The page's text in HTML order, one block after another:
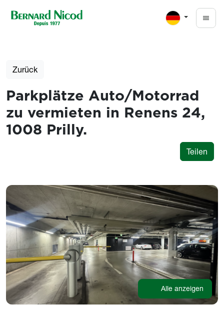
Zurück
Parkplätze Auto/Motorrad
zu vermieten in Renens 24,
1008 Prilly.
Teilen
Photos
Alle anzeigen